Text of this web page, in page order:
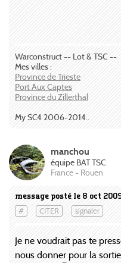
Warconstruct -- Lot & TSC --
Mes villes :
Province de Trieste
Port Aux Captes
Province du Zillerthal
My SC4 2006-2014..
message posté le 8 oct
# CITER signaler
manchou
équipe BAT TSC
France - Rouen
Je ne voudrait pas te
nous donner pour la